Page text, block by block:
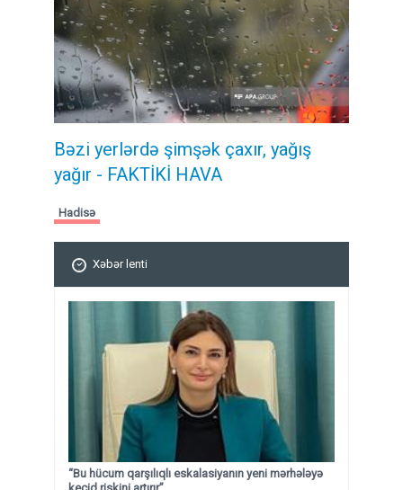
Bəzi yerlərdə şimşək çaxır, yağış
yağır - FAKTİKİ HAVA
Hadisə
Xəbər lenti
“Bu hücum qarşılıqlı eskalasiyanın yeni mərhələyə